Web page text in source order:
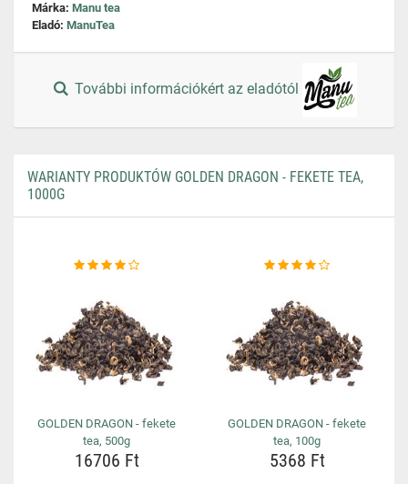
Márka: Manu tea
Eladó: ManuTea
További információkért az eladótól
WARIANTY PRODUKTÓW GOLDEN DRAGON - FEKETE TEA,
1000G
GOLDEN DRAGON - fekete
tea, 500g
16706 Ft
GOLDEN DRAGON - fekete
tea, 100g
5368 Ft